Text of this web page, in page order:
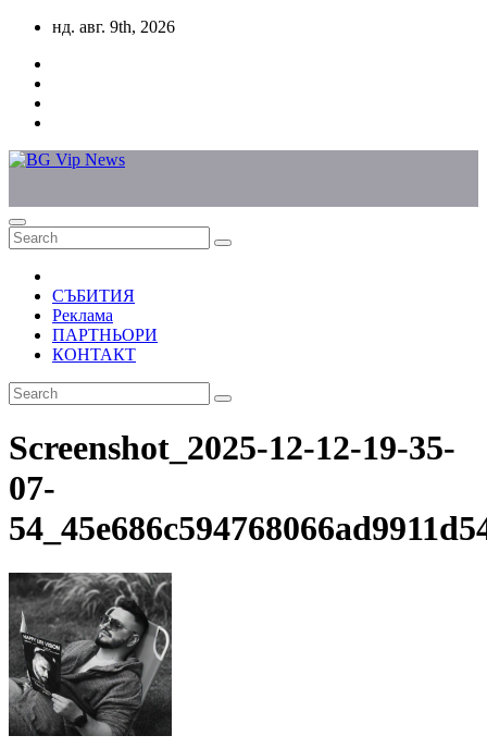
Skip
content
нд. авг. 9th, 2026
СЪБИТИЯ
Реклама
ПАРТНЬОРИ
КОНТАКТ
Screenshot_2025-12-12-19-35-
07-